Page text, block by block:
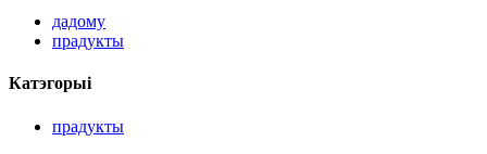
дадому
прадукты
Катэгорыі
прадукты